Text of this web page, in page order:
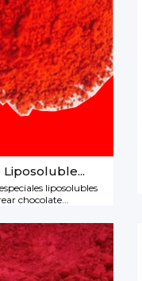
liposolubles
chocolate...